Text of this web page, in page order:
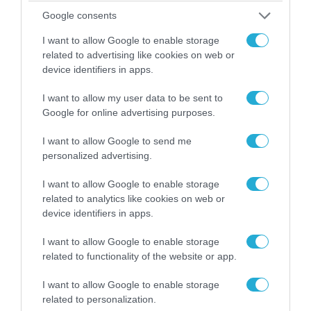
Google consents
I want to allow Google to enable storage
related to advertising like cookies on web or
device identifiers in apps.
I want to allow my user data to be sent to
Google for online advertising purposes.
I want to allow Google to send me
personalized advertising.
I want to allow Google to enable storage
related to analytics like cookies on web or
device identifiers in apps.
I want to allow Google to enable storage
related to functionality of the website or app.
I want to allow Google to enable storage
related to personalization.
“Αδέσποτη” χειρομβίδα στην Πειραιώς